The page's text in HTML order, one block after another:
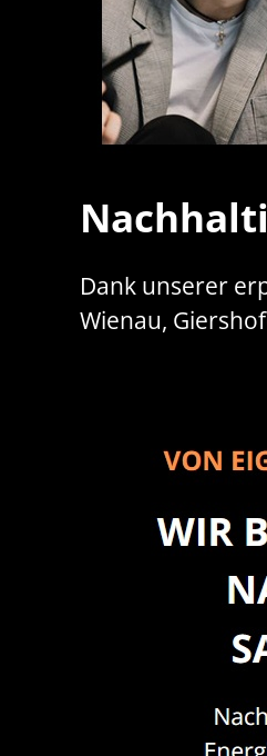
Dank unserer
Wienau,